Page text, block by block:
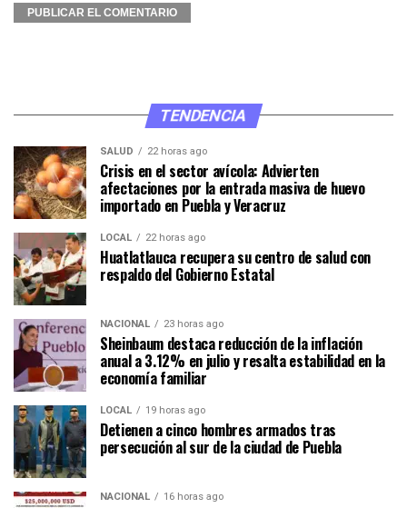
TENDENCIA
SALUD 22 horas ago
Crisis en el sector avícola: Advierten
afectaciones por la entrada masiva de huevo
importado en Puebla y Veracruz
LOCAL 22 horas ago
Huatlatlauca recupera su centro de salud con
respaldo del Gobierno Estatal
NACIONAL 23 horas ago
Sheinbaum destaca reducción de la inflación
anual a 3.12% en julio y resalta estabilidad en la
economía familiar
LOCAL 19 horas ago
Detienen a cinco hombres armados tras
persecución al sur de la ciudad de Puebla
NACIONAL 16 horas ago